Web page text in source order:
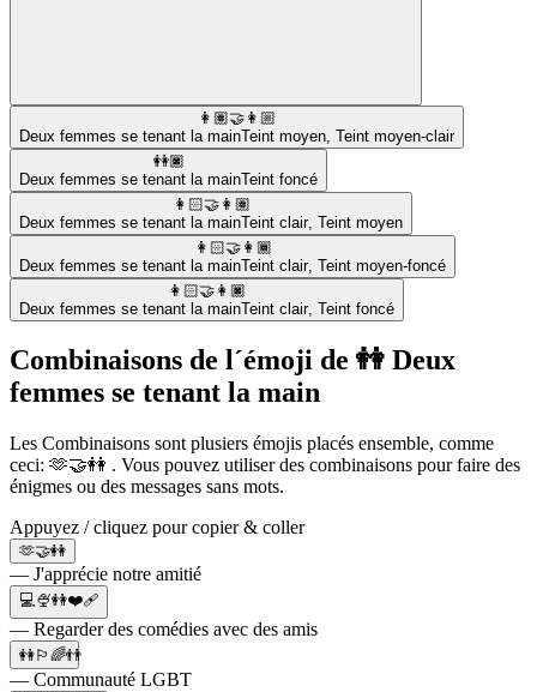
👩🏽‍🤝‍👩🏼
Deux femmes se tenant la mainTeint moyen Teint moyen-clair
👭🏿
Deux femmes se tenant la mainTeint foncé
👩🏻‍🤝‍👩🏽
Deux femmes se tenant la mainTeint clair, Teint moyen
👩🏻‍🤝‍👩🏾
Deux femmes se tenant la mainTeint clair, Teint moyen-foncé
👩🏻‍🤝‍👩🏿
Deux femmes se tenant la mainTeint clair, Teint foncé
Combinaisons de l´émoji de 👭 Deux
femmes se tenant la main
Les Combinaisons sont plusiers émojis placés ensemble, comme
ceci: 🫶🤝👭 . Vous pouvez utiliser des combinaisons pour faire des
énigmes ou des messages sans mots.
Appuyez / cliquez pour copier & coller
🫶🤝👭
— J'apprécie notre amitié
💻🍨👭❤️‍🩹
— Regarder des comédies avec des amis
👭🏳️‍🌈👬
— Communauté LGBT